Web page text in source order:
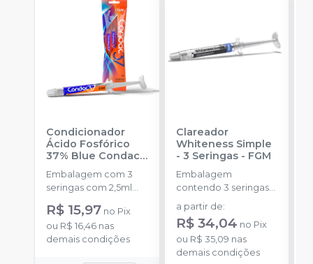
Condicionador
Ácido Fosfórico
37% Blue Condac-
FGM
Embalagem com 3
seringas com 2,5ml
cada uma e 3
ponteiras para
aplicação.
R$ 15,97 no Pix
ou R$ 16,46 nas
demais condições
Clareador
Whiteness Simple
- 3 Seringas- FGM
Embalagem
contendo 3 seringas
com 3g de gel cada
uma.
a partir de:
R$ 34,04 no Pix
ou R$ 35,09 nas
demais condições